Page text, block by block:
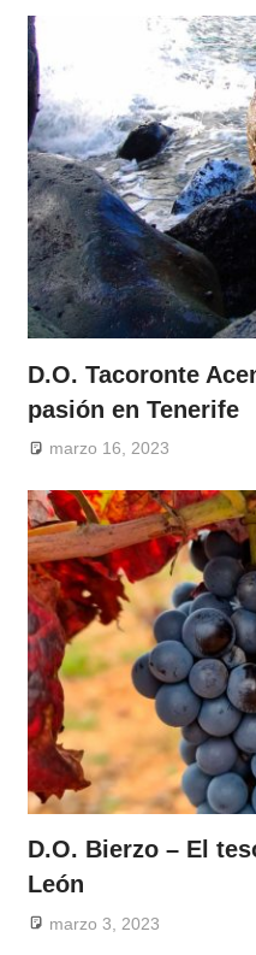
D.O. Tacoronte
pasión en Tenerife
marzo 16, 2023
D.O. Bierzo – El
León
marzo 3, 2023